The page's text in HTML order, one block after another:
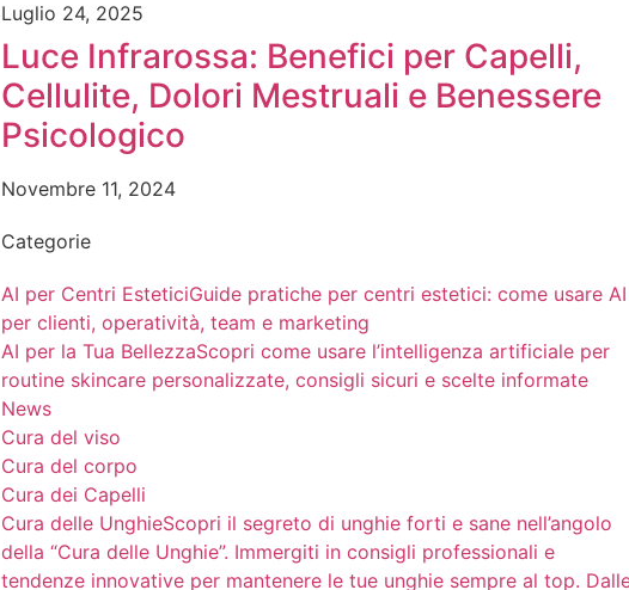
Luglio 24, 2025
Luce Infrarossa: Benefici per Capelli,
Cellulite, Dolori Mestruali e Benessere
Psicologico
Novembre 11, 2024
Categorie
AI per Centri EsteticiGuide pratiche per centri estetici: come usare AI
per clienti, operatività, team e marketing
AI per la Tua BellezzaScopri come usare l’intelligenza artificiale per
routine skincare personalizzate, consigli sicuri e scelte informate
News
Cura del viso
Cura del corpo
Cura dei Capelli
Cura delle UnghieScopri il segreto di unghie forti e sane nell’angolo
della “Cura delle Unghie”. Immergiti in consigli professionali e
tendenze innovative per mantenere le tue unghie sempre al top.